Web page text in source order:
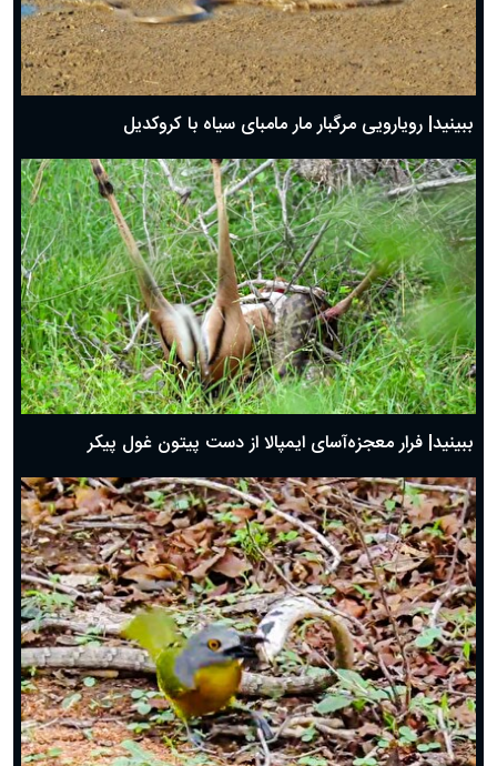
ببینید| رویارویی مرگبار مار مامبای سیاه با کروکدیل
ببینید| فرار معجزه‌آسای ایمپالا از دست پیتون غول پیکر